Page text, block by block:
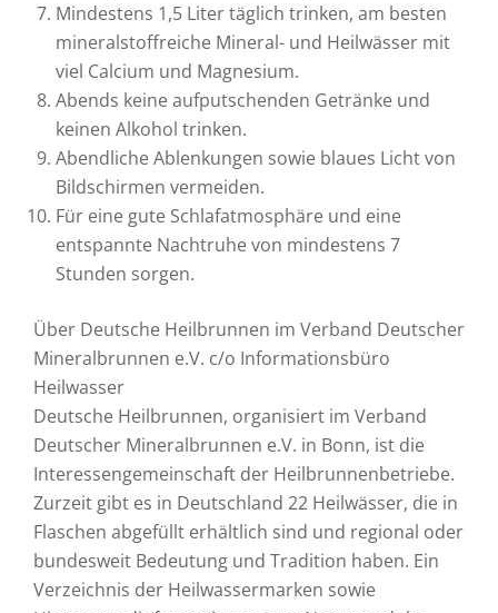
Mindestens 1,5 Liter täglich trinken, am besten
mineralstoffreiche Mineral- und Heilwässer mit
viel Calcium und Magnesium.
Abends keine aufputschenden Getränke und
keinen Alkohol trinken.
Abendliche Ablenkungen sowie blaues Licht von
Bildschirmen vermeiden.
Für eine gute Schlafatmosphäre und eine
entspannte Nachtruhe von mindestens 7
Stunden sorgen.
Über Deutsche Heilbrunnen im Verband Deutscher
Mineralbrunnen e.V. c/o Informationsbüro
Heilwasser
Deutsche Heilbrunnen, organisiert im Verband
Deutscher Mineralbrunnen e.V. in Bonn, ist die
Interessengemeinschaft der Heilbrunnenbetriebe.
Zurzeit gibt es in Deutschland 22 Heilwässer, die in
Flaschen abgefüllt erhältlich sind und regional oder
bundesweit Bedeutung und Tradition haben. Ein
Verzeichnis der Heilwassermarken sowie